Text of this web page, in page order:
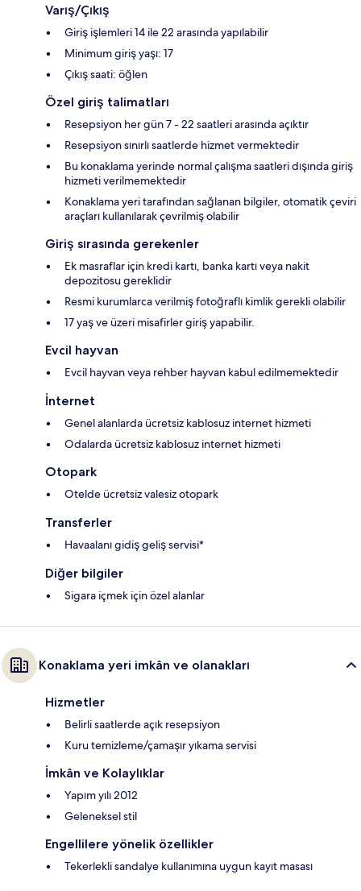
Varış/Çıkış
Giriş işlemleri 14 ile 22 arasında yapılabilir
Minimum giriş yaşı: 17
Çıkış saati: öğlen
Özel giriş talimatları
Resepsiyon her gün 7 - 22 saatleri arasında açıktır
Resepsiyon sınırlı saatlerde hizmet vermektedir
Bu konaklama yerinde normal çalışma saatleri dışında giriş
hizmeti verilmemektedir
Konaklama yeri tarafından sağlanan bilgiler, otomatik çeviri
araçları kullanılarak çevrilmiş olabilir
Giriş sırasında gerekenler
Ek masraflar için kredi kartı, banka kartı veya nakit
depozitosu gereklidir
Resmi kurumlarca verilmiş fotoğraflı kimlik gerekli olabilir
17 yaş ve üzeri misafirler giriş yapabilir.
Evcil hayvan
Evcil hayvan veya rehber hayvan kabul edilmemektedir
İnternet
Genel alanlarda ücretsiz kablosuz internet hizmeti
Odalarda ücretsiz kablosuz internet hizmeti
Otopark
Otelde ücretsiz valesiz otopark
Transferler
Havaalanı gidiş geliş servisi*
Diğer bilgiler
Sigara içmek için özel alanlar
Konaklama yeri imkân ve olanakları
Hizmetler
Belirli saatlerde açık resepsiyon
Kuru temizleme/çamaşır yıkama servisi
İmkân ve Kolaylıklar
Yapım yılı 2012
Geleneksel stil
Engellilere yönelik özellikler
Tekerlekli sandalye kullanımına uygun kayıt masası